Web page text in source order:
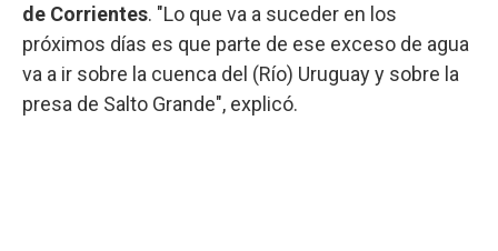
de Corrientes. "Lo que va a suceder en los
próximos días es que parte de ese exceso de agua
va a ir sobre la cuenca del (Río) Uruguay y sobre la
presa de Salto Grande", explicó.